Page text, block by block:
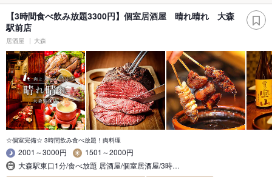
【3時間食べ飲み放題3300円】個室居酒屋 晴れ晴れ 大森
駅前店
居酒屋 大森
☆個室完備☆ 3時間飲み食べ放題！肉料理
2001～3000円
1501～2000円
大森駅東口1分/食べ放題 居酒屋/個室居酒屋/3時…